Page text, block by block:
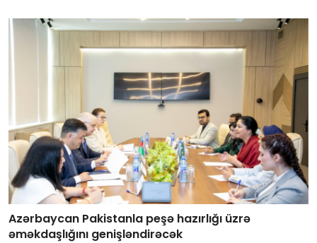
Azərbaycan Pakistanla peşə hazırlığı üzrə
əməkdaşlığını genişləndirəcək